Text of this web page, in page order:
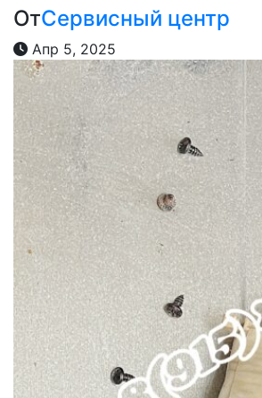
ОтСервисный центр
Апр 5, 2025